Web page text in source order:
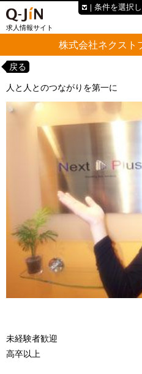
求人情報サイト
株式会社ネクスト
戻る
人と人とのつながりを第一に
未経験者歓迎
高卒以上
条件を選択